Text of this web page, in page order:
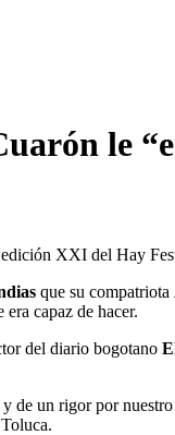
le
XXI del Hay
que su compatriota
capaz de hacer.
del diario bogotano
de un rigor por